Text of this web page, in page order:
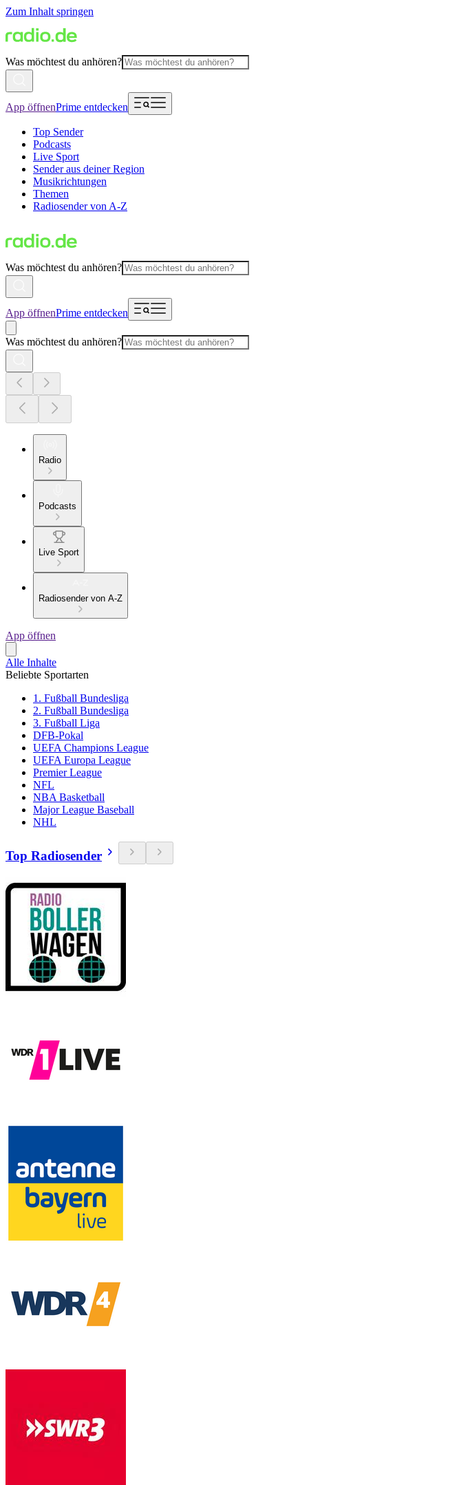
Zum Inhalt springen
Was möchtest du anhören?
App öffnenPrime entdecken
Top Sender
Podcasts
Live Sport
Sender aus deiner Region
Musikrichtungen
Themen
Radiosender von A-Z
Was möchtest du anhören?
App öffnenPrime entdecken
Was möchtest du anhören?
Radio
Podcasts
Live Sport
Radiosender von A-Z
App öffnen
Alle Inhalte
Beliebte Sportarten
1. Fußball Bundesliga
2. Fußball Bundesliga
3. Fußball Liga
DFB-Pokal
UEFA Champions League
UEFA Europa League
Premier League
NFL
NBA Basketball
Major League Baseball
NHL
Top Radiosender